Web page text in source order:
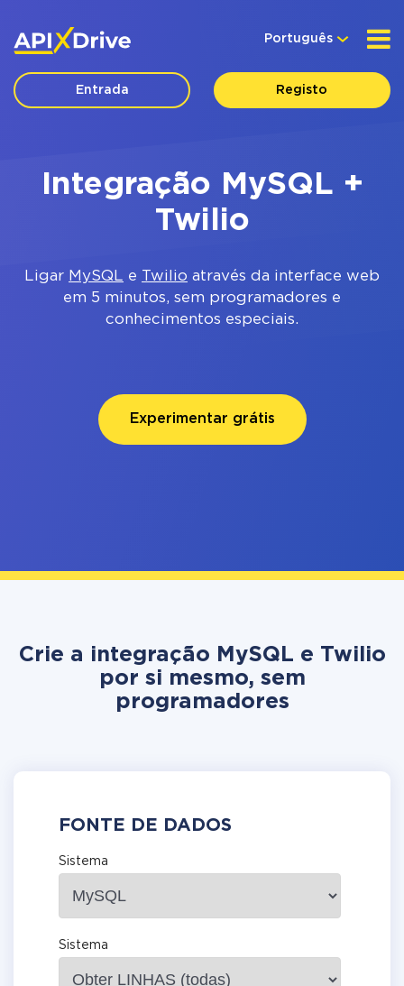
Português
Entrada Registo
Integração MySQL +
Twilio
Ligar MySQL e Twilio através da interface web
em 5 minutos, sem programadores e
conhecimentos especiais.
Experimentar grátis
Crie a integração MySQL e Twilio
por si mesmo, sem
programadores
FONTE DE DADOS
Sistema
Sistema